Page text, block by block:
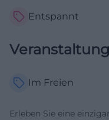
Entspannt
Im Freien
Erleben Sie eine